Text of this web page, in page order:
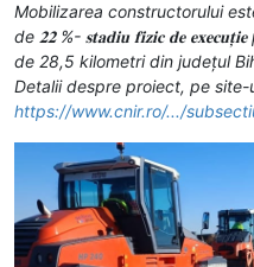
Mobilizarea constructorului
de 𝟐𝟐 %- 𝐬𝐭𝐚𝐝𝐢𝐮 𝐟𝐢𝐳𝐢𝐜 𝐝𝐞
de 28,5 kilometri din județul
Detalii despre proiect, pe site-
https://www.cnir.ro/.../